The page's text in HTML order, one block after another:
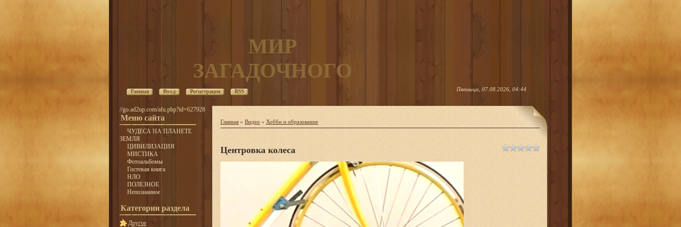
МИР
ЗАГАДОЧНОГО
Главная Вход Регистрация RSS Пятница, 07.08.2026, 04:44
//go.ad2up.com/afu.php?id=627928
Меню сайта
ЧУДЕСА НА ПЛАНЕТЕ
ЗЕМЛЯ
ЦИВИЛИЗАЦИЯ
МИСТИКА
Фотоальбомы
Гостевая книга
НЛО
ПОЛЕЗНОЕ
Непознанное
Категории раздела
Другое
Главная » Видео » Хобби и образование
Центровка колеса